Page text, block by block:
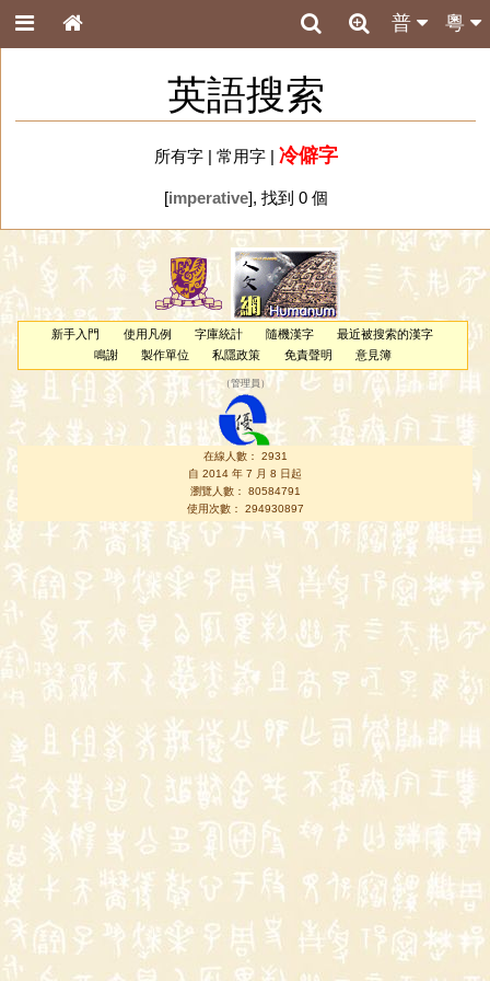
粵
普
英語搜索
所有字| 常用字| 冷僻字
[imperative], 找到 0 個
新手入門 使用凡例 字庫統計 隨機漢字
最近被搜索的漢字
鳴謝
製作單位 私隱政策 免責聲明 意見簿
（管理員 ）
在線人數： 2931
自 2014 年 7 月 8 日起
瀏覽人數： 80584791
使用次數： 294930897